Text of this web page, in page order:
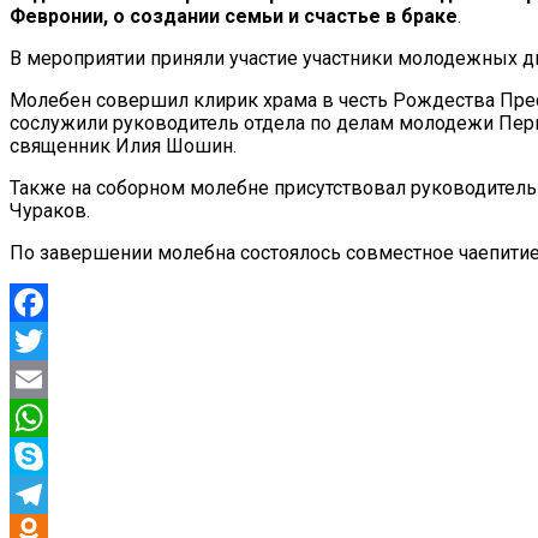
Февронии, о создании семьи и счастье в браке.
В мероприятии приняли участие участники
Молебен совершил клирик храма в честь Рождества
сослужили руководитель отдела по делам молодежи
священник Илия Шошин.
Также на соборном молебне присутствовал
Чураков.
По завершении молебна состоялось совместное
Facebook
Twitter
Email
WhatsApp
Skype
Telegram